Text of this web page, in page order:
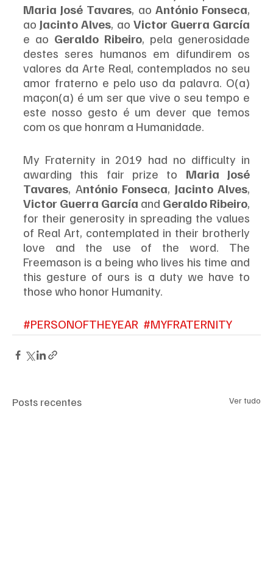
Maria José Tavares, ao António Fonseca,
ao Jacinto Alves, ao Victor Guerra García
e ao Geraldo Ribeiro, pela generosidade
destes seres humanos em difundirem os
valores da Arte Real, contemplados no seu
amor fraterno e pelo uso da palavra. O(a)
maçon(a) é um ser que vive o seu tempo e
este nosso gesto é um dever que temos
com os que honram a Humanidade.
My Fraternity in 2019 had no difficulty in
awarding this fair prize to Maria José
Tavares, António Fonseca, Jacinto Alves
Victor Guerra García and Geraldo Ribeiro,
for their generosity in spreading the values
of Real Art, contemplated in their brotherly
love and the use of the word. The
Freemason is a being who lives his time and
this gesture of ours is a duty we have to
those who honor Humanity.
#PERSONOFTHEYEAR #MYFRATERNITY
Posts recentes Ver tudo